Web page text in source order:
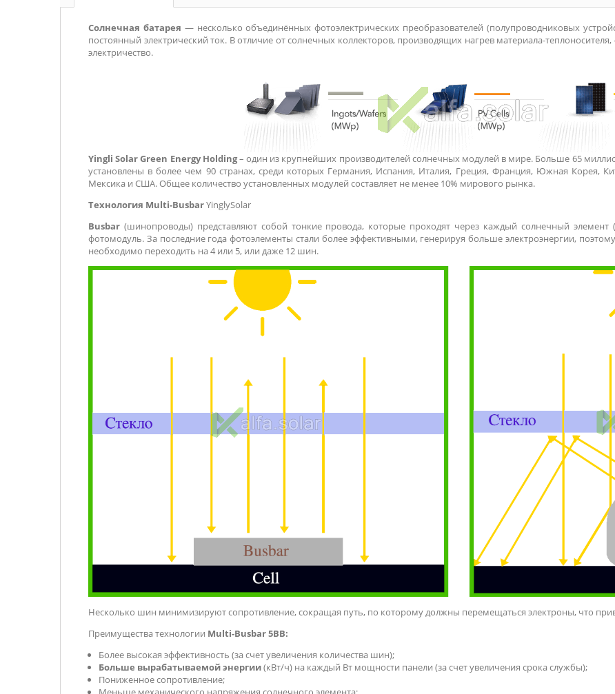
Солнечная батарея — несколько объединённых фотоэлектрических преобразователей (полупроводниковых
постоянный электрический ток. В отличие от солнечных коллекторов, производящих нагрев материала-теплоносителя,
электричество.
Yingli Solar Green Energy Holding– один из крупнейших производителей солнечных модулей в мире. Больше 65
установлены в более чем 90 странах, среди которых Германия, Испания, Италия, Греция, Франция, Южная Корея,
Мексика и США. Общее количество установленных модулей составляет не менее 10% мирового рынка.
Технология Multi-BusbarYinglySolar
Busbar (шинопроводы) представляют собой тонкие провода, которые проходят через каждый солнечный элемент
фотомодуль. За последние года фотоэлементы стали более эффективными, генерируя больше электроэнергии,
необходимо переходить на 4 или 5, или даже 12 шин.
Несколько шин минимизируют сопротивление, сокращая путь, по которому должны перемещаться электроны, что
Преимущества технологии Multi-Busbar 5ВВ:
Более высокая эффективность (за счет увеличения количества шин);
Больше вырабатываемой энергии(кВт/ч) на каждый Вт мощности панели (за счет увеличения срока службы);
Пониженное сопротивление;